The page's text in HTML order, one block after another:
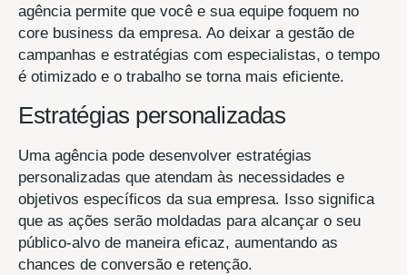
agência permite que você e sua equipe foquem no
core business da empresa. Ao deixar a gestão de
campanhas e estratégias com especialistas, o tempo
é otimizado e o trabalho se torna mais eficiente.
Estratégias personalizadas
Uma agência pode desenvolver estratégias
personalizadas que atendam às necessidades e
objetivos específicos da sua empresa. Isso significa
que as ações serão moldadas para alcançar o seu
público-alvo de maneira eficaz, aumentando as
chances de conversão e retenção.